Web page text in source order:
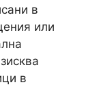
в
или
в